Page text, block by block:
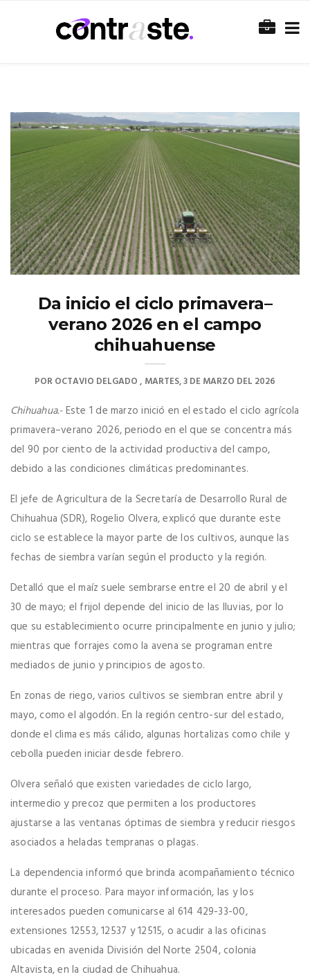
Da inicio el ciclo primavera–
verano 2026 en el campo
chihuahuense
POROCTAVIO DELGADO MARTES, 3 DE MARZO DEL 2026
Chihuahua.-Este 1 de marzo inició en el estado el ciclo agrícola
primavera–verano 2026, periodo en el que se concentra más
del 90 por ciento de la actividad productiva del campo,
debido a las condiciones climáticas predominantes.
El jefe de Agricultura de la Secretaría de Desarrollo Rural de
Chihuahua (SDR), Rogelio Olvera, explicó que durante este
ciclo se establece la mayor parte de los cultivos, aunque las
fechas de siembra varían según el producto y la región.
Detalló que el maíz suele sembrarse entre el 20 de abril y el
30 de mayo; el frijol depende del inicio de las lluvias, por lo
que su establecimiento ocurre principalmente en junio y julio;
mientras que forrajes como la avena se programan entre
mediados de junio y principios de agosto.
En zonas de riego, varios cultivos se siembran entre abril y
mayo, como el algodón. En la región centro-sur del estado,
donde el clima es más cálido, algunas hortalizas como chile y
cebolla pueden iniciar desde febrero.
Olvera señaló que existen variedades de ciclo largo,
intermedio y precoz que permiten a los productores
ajustarse a las ventanas óptimas de siembra y reducir riesgos
asociados a heladas tempranas o plagas.
La dependencia informó que brinda acompañamiento técnico
durante el proceso. Para mayor información, las y los
interesados pueden comunicarse al 614 429-33-00,
extensiones 12553, 12537 y 12515, o acudir a las oficinas
ubicadas en avenida División del Norte 2504, colonia
Altavista, en la ciudad de Chihuahua.